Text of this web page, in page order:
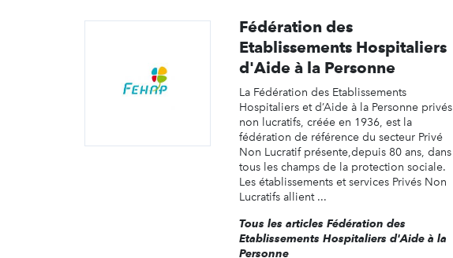
Fédération des
Etablissements Hospitaliers
d'Aide à la Personne
La Fédération des Etablissements
Hospitaliers et d’Aide à la Personne privés
non lucratifs, créée en 1936, est la
fédération de référence du secteur Privé
Non Lucratif présente,depuis 80 ans, dans
tous les champs de la protection sociale.
Les établissements et services Privés Non
Lucratifs allient ...
Tous les articles Fédération des
Etablissements Hospitaliers d'Aide à la
Personne